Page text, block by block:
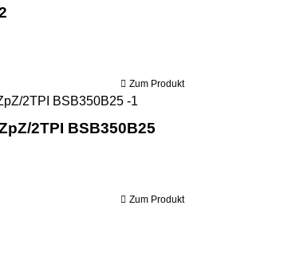
Zum Produkt
2TPI BSB350B25
Zum Produkt